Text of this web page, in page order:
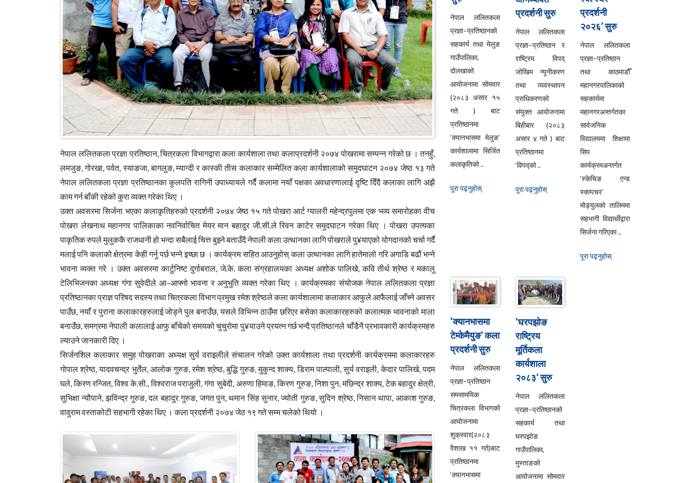
नेपाल ललितकला प्रज्ञा प्रतिष्ठान, चित्रकला विभागद्वारा कला कार्यशाला तथा कलाप्रदर्शनी २०७४ पोखरामा सम्पन्न गरेको छ । तनहुँ,
लमजुङ, गोरखा, पर्वत, स्याङजा, बागलुङ, म्याग्दी र कास्की तीस कलाकार सम्मेलित कला कार्यशालाको समुदघाटन २०७४ जेष्ठ १३ गते
नेपाल ललितकला प्रज्ञा प्रतिष्ठानका कुलपति रागिनी उपाध्यायले गर्दै कलामा नयाँ पक्षका अवधारणालाई दृष्टि दिँदै कलाका लागि अझै
काम गर्न बाँकी रहेको कुरा व्यक्त गरेका थिए ।
उक्त अवसरमा सिर्जना भएका कलाकृतिहरुको प्रदर्शनी २०७४ जेष्ठ १५ गते पोखरा आर्ट ग्यालरी महेन्द्रपुलमा एक भव्य समारोहका वीच
पोखरा लेखनाथ महानगर पालिकाका नवनिर्वाचित मेयर मान बहादुर जी.सी.ले रिवन काटेर समुदघाटन गरेका थिए । पोखरा उपत्यका
पाकृतिक रुपले मुलुककै राजधानी हो भन्दा सबैलाई चित्त बुझ्ने बताउँदै नेपाली कला उत्थानका लागि पोखराले पु¥याएको योगदानको चर्चा गर्दै
मलाई पनि कलाको क्षेत्रमा केही गर्नु पर्छ भन्ने इच्छा छ । कार्यक्रम सहित आउनुहोस् कला उत्थानका लागि हातेमालो गरि अगाडि बढौं भन्ने
भावना व्यक्त गरे । उक्त अवसरमा कार्टुनिष्ट दुर्गाबराल, जे.के. कला संग्रहालयका अध्यक्ष अशोक पालिखे, कवि तीर्थ श्रेष्ठ र मकालु
टेलिभिजनका अध्यक्ष गंगा सुवेदीले आ–आफ्नो भावना र अनुभुति व्यक्त गरेका थिए । कार्यक्रमका संयोजक नेपाल ललितकला प्रज्ञा
प्रतिष्ठानका प्राज्ञ परिषद सदस्य तथा चित्रकला विभाग प्रमुख रमेश श्रेष्ठले कला कार्यशालामा कलाकार आफुले आफैलाई जाँच्ने अवसर
पाउँछ, नयाँ र पुराना कलाकारहरुलाई जोड्ने पुल बनाउँछ, यसले विभिन्न ठाउँमा छरिएर बसेका कलाकारहरुको कलात्मक भावनाको माला
बनाउँछ, समग्रमा नेपाली कलालाई आफु बाँचेको समयको चुचुरोमा पु¥याउने प्रयत्न गर्छ भन्दै प्रतिष्ठानले चाँडैनै प्रभावकारी कार्यक्रमहरु
ल्याउने जानकारी दिए ।
सिर्जनशिल कलाकार समुह पोखराका अध्यक्ष सुर्य वराइलीले संचालन गरेको उक्त कार्यशाला तथा प्रदर्शनी कार्यक्रममा कलाकारहरु
गोपाल श्रेष्ठ, यादवचन्द्र भुर्तेल, आलोक गुरुङ, रमेश श्रेष्ठ, बुद्धि गुरुङ, मुकुन्द शाक्य, डिराम पाल्पाली, सुर्य वराइली, केदार पालिखे, पदम
घले, किरण रन्जित, विश्व के.सी., विश्वराज पराजुली, गंगा सुबेदी, अरुणा हिमाङ, किरण गुरुङ, निशा पुन, मछिन्द्र शाक्य, टेक बहादुर क्षेत्री,
सुभिक्षा न्यौपाने, झविन्द्र गुरुङ, दल बहादुर गुरुङ, जगत पुन, थमान सिंह सुनार, ज्योती गुरुङ, सुदिन श्रेष्ठ, निसान थापा, आकाश गुरुङ,
वावुराम वस्ताकोटी सहभागी रहेका थिए । कला प्रदर्शनी २०७४ जेठ १९ गते सम्म चलेको थियो ।
नेपाल ललितकला
प्रज्ञा–प्रतिष्ठानको
सहकार्य तथा मेलुङ
गाउँपालिका,
दोलखाको
आयोजनामा सोमवार
(२०८३ असार १५
गते ) बाट
प्रतिष्ठानमा
‘क्यानभासमा मेलुङ’
कार्यशालामा सिर्जित
कलाकृतिको ..
पूरा पढ्नुहाेस्
प्रदर्शनी सुरु
नेपाल ललितकला
प्रज्ञा–प्रतिष्ठान र
राष्ट्रिय विपद्
जोखिम न्यूनीकरण
तथा व्यवस्थापन
प्राधिकरणको
संयुक्त आयोजनामा
बिहीबार (२०८३
असार ४ गते ) बाट
प्रतिष्ठानमा
‘विपद्को ..
पूरा पढ्नुहाेस्
प्रदर्शनी
२०२६’ सुरु
नेपाल ललितकला
प्रज्ञा–प्रतिष्ठान
तथा काठमाडौँ
महानगरपालिकाको
सहकार्यमा
महानगरअन्तर्गतका
सार्वजनिक
विद्यालयमा शिक्षामा
सिप
कार्यक्रमअन्तर्गत
‘स्केचिङ एन्ड
स्क्ल्पचर’
मोड्युलको तालिममा
सहभागी विद्यार्थीद्वारा
सिर्जना गरिएका ..
पूरा पढ्नुहाेस्
‘क्यानभासमा
टेम्केमैयुङ’ कला
प्रदर्शनी सुरु
नेपाल ललितकला
प्रज्ञा–प्रतिष्ठान
समसामयिक
चित्रकला विभागको
आयोजनामा
शुक्रवार(२०८३
वैशाख ११ गते)बाट
प्रतिष्ठानमा
‘क्यानभासमा
‘घरपझोङ
राष्ट्रिय
मूर्तिकला
कार्यशाला
२०८३’ सुरु
नेपाल ललितकला
प्रज्ञा–प्रतिष्ठानको
सहकार्य तथा
घरपझोङ
गाउँपालिका,
मुस्ताङको
आयोजनामा सोमवार